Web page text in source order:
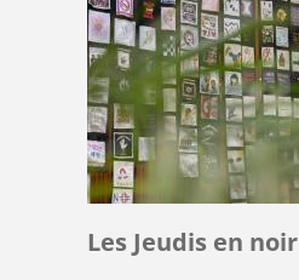
Les Jeudis en noir